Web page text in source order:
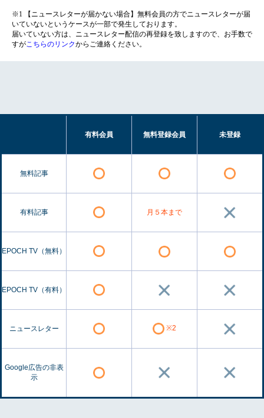
※1 【ニュースレターが届かない場合】無料会員の方でニュースレターが届
いていないというケースが一部で発生しております。
届いていない方は、ニュースレター配信の再登録を致しますので、お手数で
すがこちらのリンクからご連絡ください。
有料会員 無料登録会員 未登録
無料記事
有料記事 月５本まで
EPOCH TV（無料）
EPOCH TV（有料）
ニュースレター ※2
Google広告の非表
示